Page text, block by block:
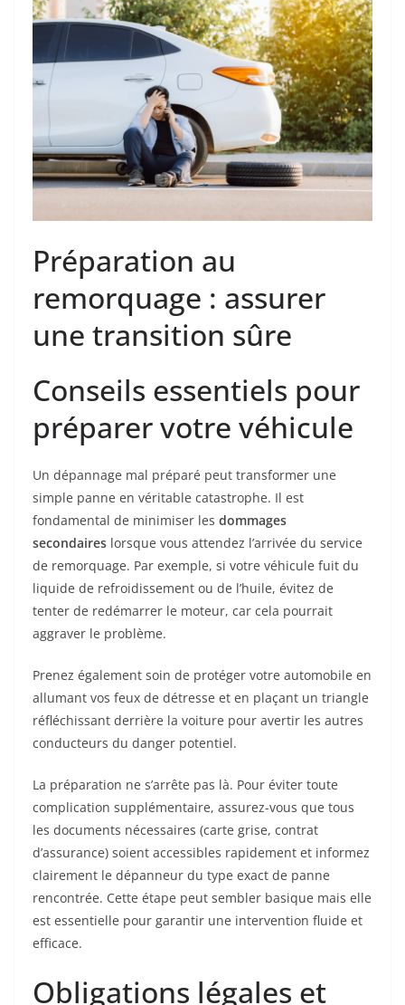
Préparation au
remorquage : assurer
une transition sûre
Conseils essentiels pour
préparer votre véhicule
Un dépannage mal préparé peut transformer une
simple panne en véritable catastrophe. Il est
fondamental de minimiser les dommages
secondaires lorsque vous attendez l’arrivée du service
de remorquage. Par exemple, si votre véhicule fuit du
liquide de refroidissement ou de l’huile, évitez de
tenter de redémarrer le moteur, car cela pourrait
aggraver le problème.
Prenez également soin de protéger votre automobile en
allumant vos feux de détresse et en plaçant un triangle
réfléchissant derrière la voiture pour avertir les autres
conducteurs du danger potentiel.
La préparation ne s’arrête pas là. Pour éviter toute
complication supplémentaire, assurez-vous que tous
les documents nécessaires (carte grise, contrat
d’assurance) soient accessibles rapidement et informez
clairement le dépanneur du type exact de panne
rencontrée. Cette étape peut sembler basique mais elle
est essentielle pour garantir une intervention fluide et
efficace.
Obligations légales et